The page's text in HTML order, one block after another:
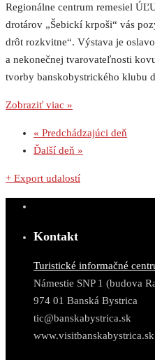
Regionálne centrum remesiel
drotárov „Šebickí krpoši“ vás
drôt rozkvitne“. Výstava je
a nekonečnej tvarovateľnosti
tvorby banskobystrického klubu
Zobraziť viac »
« Predchádzajúci deň
Ďalší deň »
+ Export udalostí
Kontakt
Turistické informačné
Námestie SNP 1 (budova
974 01 Banská Bystrica
tic@banskabystrica.sk
www.visitbanskabystrica.sk